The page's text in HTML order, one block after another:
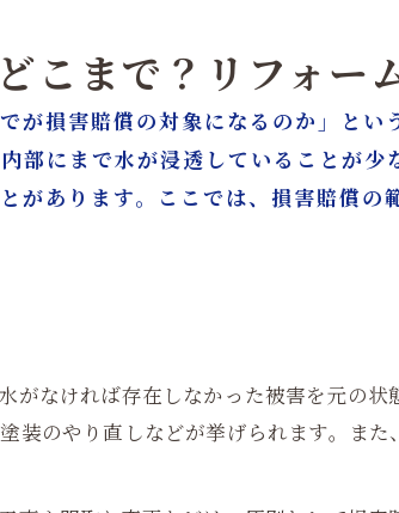
こまで？リフォー
が損害賠償の対象になるのか」と
部にまで水が浸透していることが
があります。ここでは、損害賠償
がなければ存在しなかった被害を元の
装のやり直しなどが挙げられます。ま